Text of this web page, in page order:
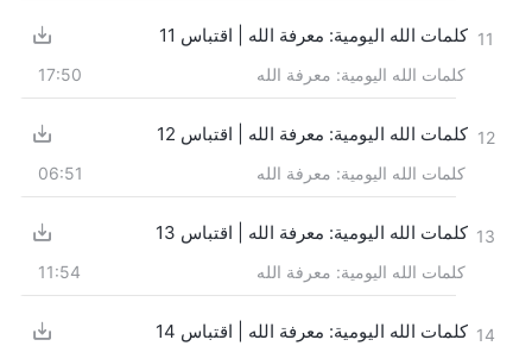
11 كلمات الله اليومية: معرفة الله | اقتباس 11
كلمات الله اليومية: معرفة الله 17:50
12 كلمات الله اليومية: معرفة الله | اقتباس 12
كلمات الله اليومية: معرفة الله 06:51
13 كلمات الله اليومية: معرفة الله | اقتباس 13
كلمات الله اليومية: معرفة الله 11:54
14 كلمات الله اليومية: معرفة الله | اقتباس 14